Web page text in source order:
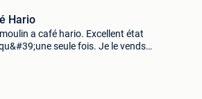
Hario
a café hario. Excellent état
seule fois. Je le vends